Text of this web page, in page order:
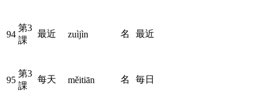
94
第3
課
最近 zuìjìn 名 最近
95
第3
課
每天 měitiān 名 毎日